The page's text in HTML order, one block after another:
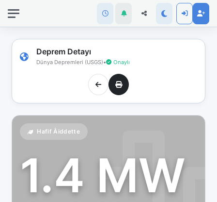
Deprem Detayı
Dünya Depremleri (USGS)• Onaylı
Hafif Åiddette
1.4 MW
bağlantınız
koptu!
Çevrimdışı
moddasınız.